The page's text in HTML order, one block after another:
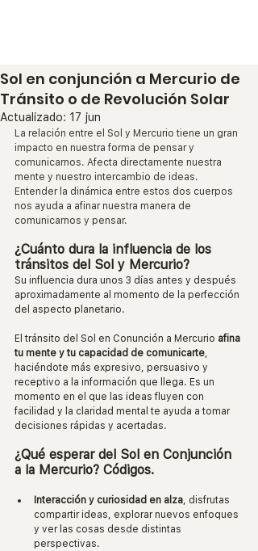
Sol en conjunción a Mercurio de
Tránsito o de Revolución Solar
Actualizado: 17 jun
La relación entre el Sol y Mercurio tiene un gran
impacto en nuestra forma de pensar y
comunicarnos. Afecta directamente nuestra
mente y nuestro intercambio de ideas.
Entender la dinámica entre estos dos cuerpos
nos ayuda a afinar nuestra manera de
comunicarnos y pensar.
¿Cuánto dura la influencia de los
tránsitos del Sol y Mercurio?
Su influencia dura unos 3 días antes y después
aproximadamente al momento de la perfección
del aspecto planetario.
El tránsito del Sol en Conunción a Mercurio afina
tu mente y tu capacidad de comunicarte
haciéndote más expresivo, persuasivo y
receptivo a la información que llega. Es un
momento en el que las ideas fluyen con
facilidad y la claridad mental te ayuda a tomar
decisiones rápidas y acertadas.
¿Qué esperar del Sol en Conjunción
a la Mercurio? Códigos.
Interacción y curiosidad en alza , disfrutas
compartir ideas, explorar nuevos enfoques
y ver las cosas desde distintas
perspectivas.